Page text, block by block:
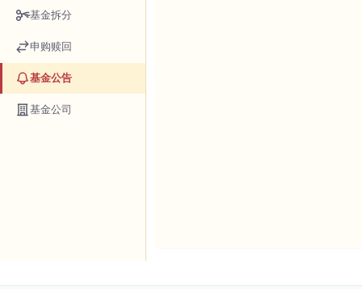
基金拆分
申购赎回
基金公告
基金公司